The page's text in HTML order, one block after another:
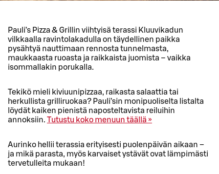
Pauli’s Pizza & Grillin viihtyisä terassi Kluuvikadun
vilkkaalla ravintolakadulla on täydellinen paikka
pysähtyä nauttimaan rennosta tunnelmasta,
maukkaasta ruoasta ja raikkaista juomista – vaikka
isommallakin porukalla.
Tekikö mieli kiviuunipizzaa, raikasta salaattia tai
herkullista grilliruokaa? Pauli’sin monipuoliselta listalta
löydät kaiken pienistä naposteltavista reiluihin
annoksiin. Tutustu koko menuun täällä »
Aurinko hellii terassia erityisesti puolenpäivän aikaan –
ja mikä parasta, myös karvaiset ystävät ovat lämpimästi
tervetulleita mukaan!